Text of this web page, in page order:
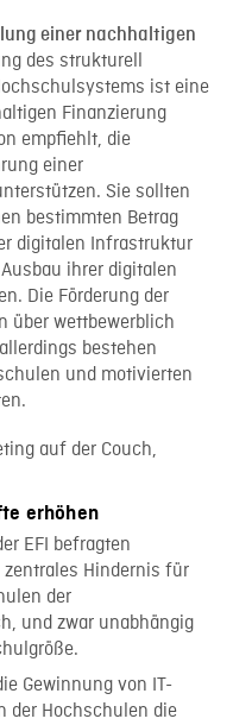
einer nachhaltigen
des strukturell
ist eine
Finanzierung
empfiehlt, die
einer
Sie sollten
bestimmten Betrag
digitalen Infrastruktur
ihrer digitalen
Die Förderung der
über wettbewerblich
bestehen
und motivierten
erhöhen
EFI befragten
Hindernis für
der
und zwar unabhängig
Gewinnung von IT-
der Hochschulen die